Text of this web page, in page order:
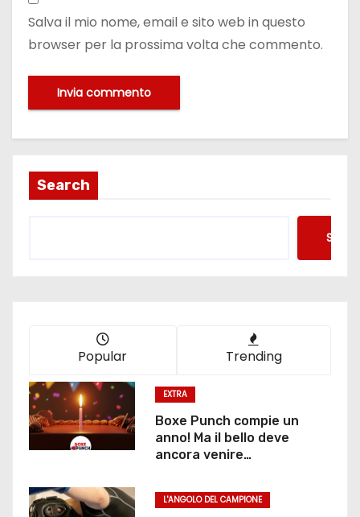
Salva il mio nome, email e sito web in questo
browser per la prossima volta che commento.
Search
Popular Trending
EXTRA
Boxe Punch compie un
anno! Ma il bello deve
ancora venire…
L'ANGOLO DEL CAMPIONE